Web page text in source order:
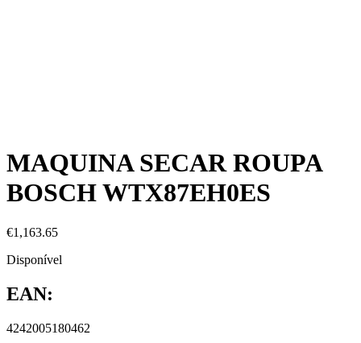
MAQUINA SECAR ROUPA
BOSCH WTX87EH0ES
€1,163.65
Disponível
EAN:
4242005180462